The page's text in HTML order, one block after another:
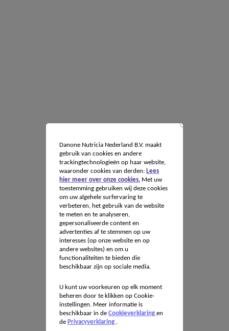
Danone Nutricia Nederland B.V. maakt
gebruik van cookies en andere
trackingtechnologieën op haar website,
waaronder cookies van derden: Lees
hier meer over onze cookies.Met uw
toestemming gebruiken wij deze cookies
om uw algehele surfervaring te
verbeteren, het gebruik van de website
te meten en te analyseren,
gepersonaliseerde content en
advertenties af te stemmen op uw
interesses (op onze website en op
andere websites) en om u
functionaliteiten te bieden die
beschikbaar zijn op sociale media.
U kunt uw voorkeuren op elk moment
beheren door te klikken op Cookie-
instellingen. Meer informatie is
beschikbaar in de Cookieverklaring en
de Privacyverklaring .